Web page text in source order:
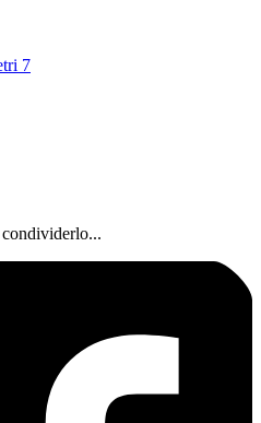
7